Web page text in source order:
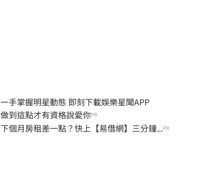
一手掌握明星動態 即刻下載娛樂星聞APP
做到這點才有資格說愛你PR
下個月房租差一點？快上【易借網】三分鐘...PR